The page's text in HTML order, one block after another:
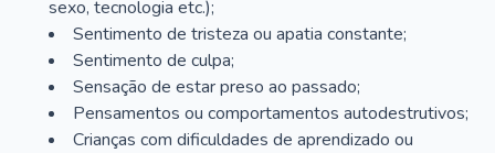
sexo, tecnologia etc.);
Sentimento de tristeza ou apatia constante;
Sentimento de culpa;
Sensação de estar preso ao passado;
Pensamentos ou comportamentos autodestrutivos;
Crianças com dificuldades de aprendizado ou